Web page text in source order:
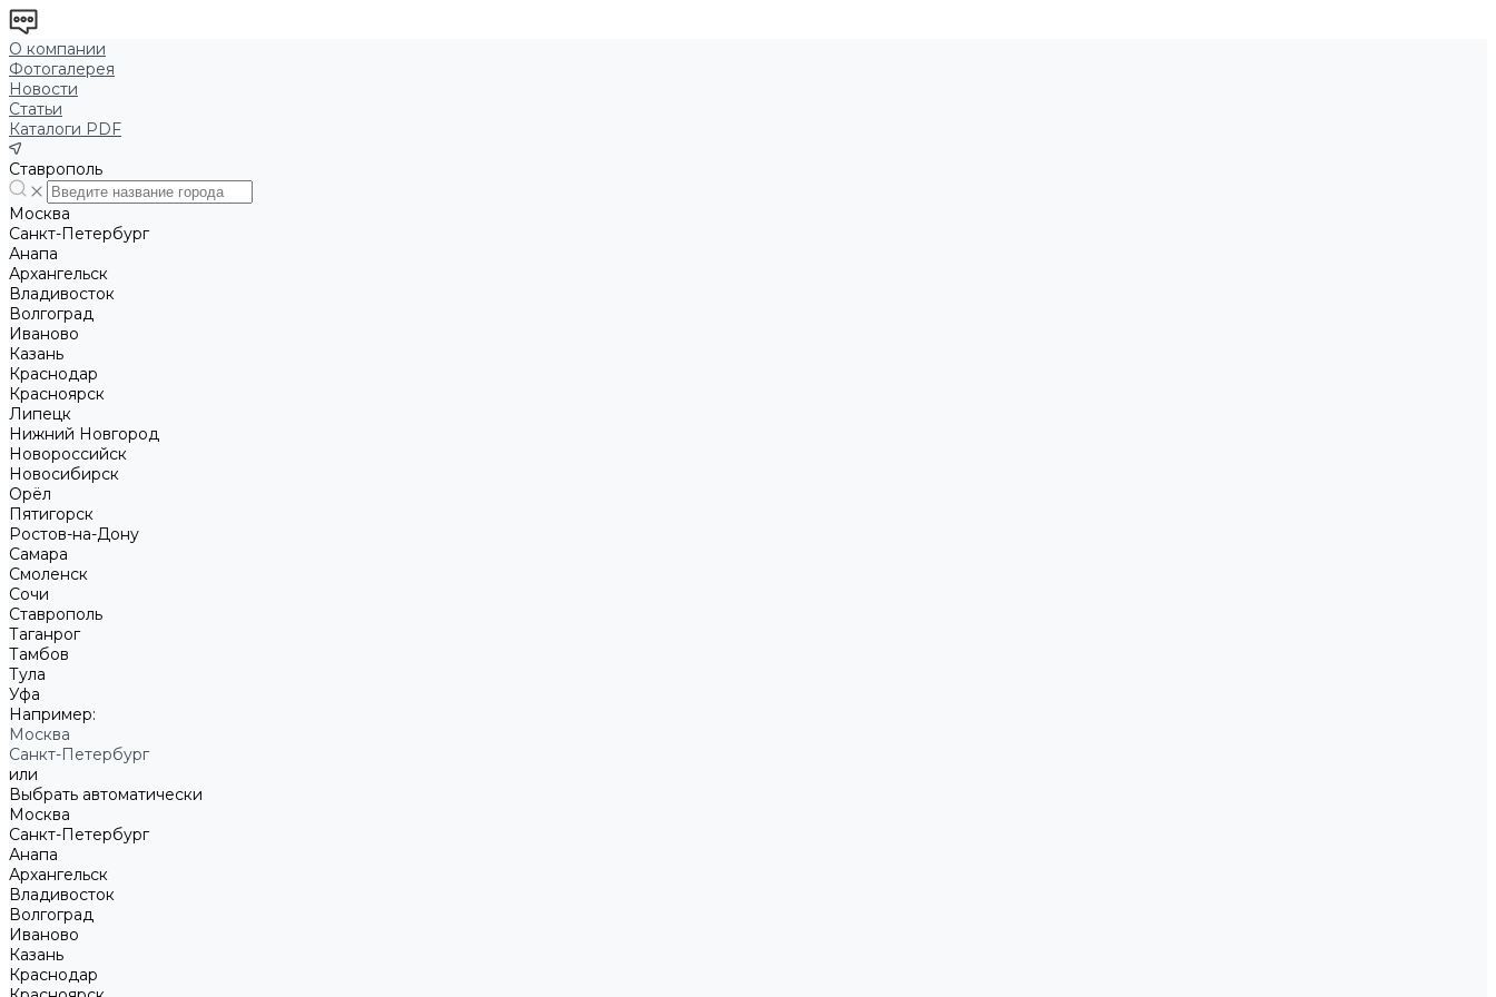
О компании
Фотогалерея
Новости
Статьи
Каталоги PDF
Ставрополь
Москва
Санкт-Петербург
Анапа
Архангельск
Владивосток
Волгоград
Иваново
Казань
Краснодар
Красноярск
Липецк
Нижний Новгород
Новороссийск
Новосибирск
Орёл
Пятигорск
Ростов-на-Дону
Самара
Смоленск
Сочи
Ставрополь
Таганрог
Тамбов
Тула
Уфа
Например:
Москва
Санкт-Петербург
или
Выбрать автоматически
Москва
Санкт-Петербург
Анапа
Архангельск
Владивосток
Волгоград
Иваново
Казань
Краснодар